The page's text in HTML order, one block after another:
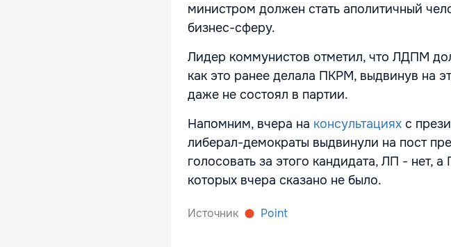
министром должен стать аполитичный
бизнес-сферу.
Лидер коммунистов отметил, что ЛДПМ
как это ранее делала ПКРМ, выдвинув на
даже не состоял в партии.
Напомним, вчера на консультациях с
либерал-демократы выдвинули на пост
голосовать за этого кандидата, ЛП - нет,
которых вчера сказано не было.
Источник Point